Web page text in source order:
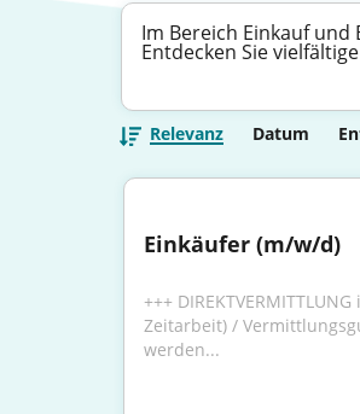
Im Bereich Einkauf
Entdecken Sie
Relevanz Datum
Einkäufer (m/w/d)
+++
Zeitarbeit) /
werden...